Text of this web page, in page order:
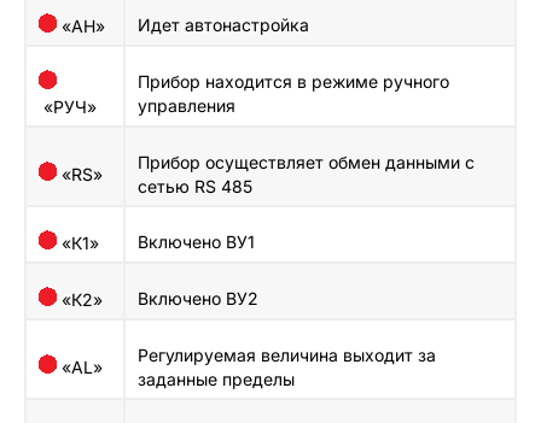
«АН» Идет автонастройка
«РУЧ»
Прибор находится в режиме ручного
управления
«RS»
Прибор осуществляет обмен данными с
сетью RS 485
«К1» Включено ВУ1
«К2» Включено ВУ2
«AL»
Регулируемая величина выходит за
заданные пределы